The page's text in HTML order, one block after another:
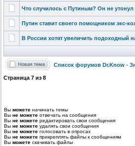
Что случилось с Путиным? Он не утонул
Путин ставит своего помощником экс-
В России хотят увеличить подоходный
Список форумов Dr.Know -
Страница 7 из 8
Вы можете начинать темы
Вы не можете отвечать на сообщения
Вы не можете редактировать свои сообщения
Вы не можете удалять свои сообщения
Вы не можете голосовать в опросах
Вы не можете прикреплять файлы к сообщениям
Вы можете скачивать файлы